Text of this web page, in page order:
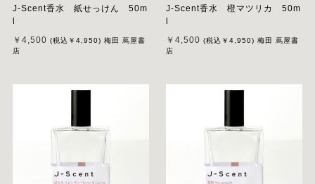
J-Scent香水 紙せっけん 50m
￥4,500 (税込 ￥4,950) 梅田 蔦屋書
店
J-Scent香水 橙マツリカ 50m
￥4,500 (税込 ￥4,950) 梅田 蔦屋書
店